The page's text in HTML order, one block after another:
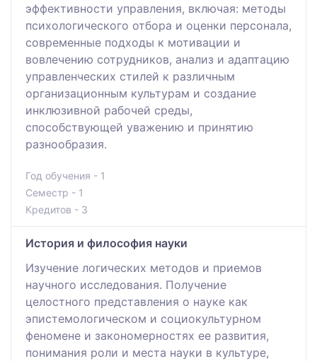
эффективности управления, включая: методы
психологического отбора и оценки персонала,
современные подходы к мотивации и
вовлечению сотрудников, анализ и адаптацию
управленческих стилей к различным
организационным культурам и создание
инклюзивной рабочей среды,
способствующей уважению и принятию
разнообразия.
Год обучения - 1
Семестр - 1
Кредитов - 3
История и философия науки
Изучение логических методов и приемов
научного исследования. Получение
целостного представления о науке как
эпистемологическом и социокультурном
феномене и закономерностях ее развития,
понимания роли и места науки в культуре,